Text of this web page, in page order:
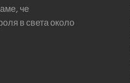
че
в света около